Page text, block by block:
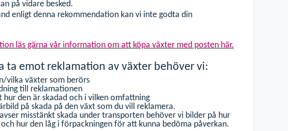
på vidare besked.
enligt denna rekommendation kan vi inte godta din
läs gärna vår information om att köpa växter med posten här.
ta emot reklamation av växter behöver vi:
vilka växter som berörs
till reklamationen
hur den är skadad och i vilken omfattning
på skada på den växt som du vill reklamera.
misstänkt skada under transporten behöver vi bilder på hur
hur den låg i förpackningen för att kunna bedöma påverkan.